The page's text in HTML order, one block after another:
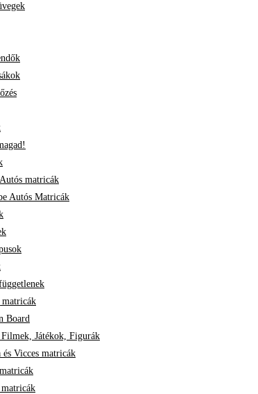
matricák
Autós Matricák
Board
Filmek, Játékok, Figurák
és Vicces matricák